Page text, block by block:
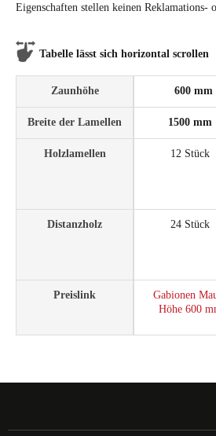
Eigenschaften stellen keinen Reklamations-
Tabelle lässt sich horizontal scrollen
Zaunhöhe
Breite der Lamellen
Holzlamellen
Distanzholz
Preislink
600 mm
1500 mm
12 Stück
24 Stück
Gabionen
Höhe 600